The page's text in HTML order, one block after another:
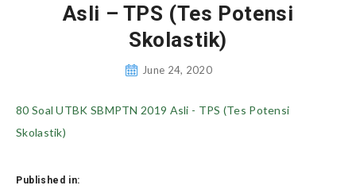
Asli – TPS (Tes Potensi
Skolastik)
June 24, 2020
80 Soal UTBK SBMPTN 2019 Asli - TPS (Tes Potensi
Skolastik)
Published in: